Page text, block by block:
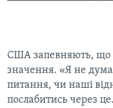
США запевняють, що
значення. «Я не
питання, чи наші
послабитись через